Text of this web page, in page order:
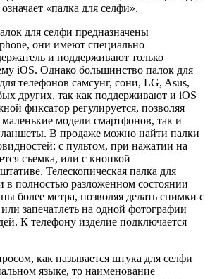
«палка для селфи».
для селфи предназначены
они имеют специально
и поддерживают только
iOS. Однако большинство палок для
телефонов самсунг, сони, LG, Asus,
других, так как поддерживают и iOS
фиксатор регулируется, позволяя
модели смартфонов, так и
В продаже можно найти палки
с пультом, при нажатии на
съемка, или с кнопкой
Телескопическая палка для
в полностью разложенном состоянии
более метра, позволяя делать снимки с
запечатлеть на одной фотографии
К телефону изделие подключается
как называется штука для селфи
языке, то наименование